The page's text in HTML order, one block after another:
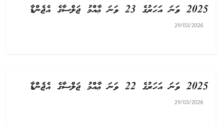
2025 ވަނަ އަހަރުގެ 23 ވަނަ ޢާއްމު ޖަލްސާގެ އެޖެންޑާ
29/03/2026
2025 ވަނަ އަހަރުގެ 22 ވަނަ ޢާއްމު ޖަލްސާގެ އެޖެންޑާ
29/03/2026